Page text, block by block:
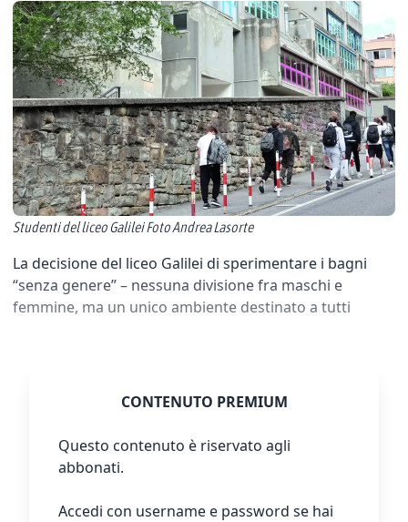
Studenti del liceo Galilei Foto Andrea Lasorte
La decisione del liceo Galilei di sperimentare i bagni
“senza genere” – nessuna divisione fra maschi e
femmine, ma un unico ambiente destinato a tutti
CONTENUTO PREMIUM
Questo contenuto è riservato agli
abbonati.
Accedi con username e password se hai